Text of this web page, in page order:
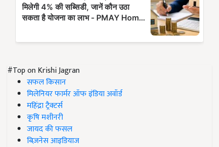
#Top on Krishi Jagran
सफल किसान
मिलेनियर फार्मर ऑफ इंडिया अवॉर्ड
महिंद्रा ट्रैक्टर्स
कृषि मशीनरी
जायद की फसल
बिज़नेस आइडियाज